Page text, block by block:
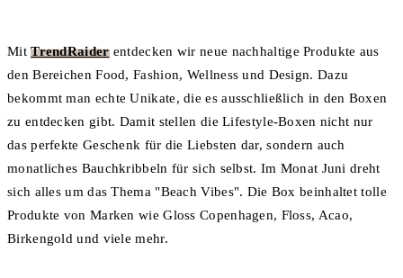
MitTrendRaider entdecken wir neue nachhaltige Produkte aus
den Bereichen Food, Fashion, Wellness und Design. Dazu
bekommt man echte Unikate, die es ausschließlich in den Boxen
zu entdecken gibt. Damit stellen die Lifestyle-Boxen nicht nur
das perfekte Geschenk für die Liebsten dar, sondern auch
monatliches Bauchkribbeln für sich selbst. Im Monat Juni dreht
sich alles um das Thema "Beach Vibes". Die Box beinhaltet tolle
Produkte von Marken wie Gloss Copenhagen, Floss, Acao,
Birkengold und viele mehr.